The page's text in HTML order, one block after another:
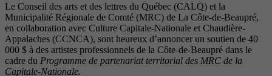
Le Conseil des arts et des lettres du Québec (CALQ) et la
Municipalité Régionale de Comté (MRC) de La Côte-de-Beaupré,
en collaboration avec Culture Capitale-Nationale et Chaudière-
Appalaches (CCNCA), sont heureux d’annoncer un soutien de 40
000 $ à des artistes professionnels de la Côte-de-Beaupré dans le
cadre du Programme de partenariat territorial des MRC de la
Capitale-Nationale.